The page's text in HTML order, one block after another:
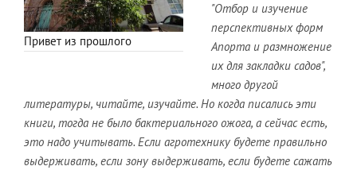
Привет из прошлого
"Отбор и изучение
перспективных форм
Апорта и размножение
их для закладки садов",
много другой
литературы, читайте, изучайте. Но когда писались эти
книги, тогда не было бактериального ожога, а сейчас есть,
это надо учитывать. Если агротехнику будете правильно
выдерживать, если зону выдерживать, если будете сажать